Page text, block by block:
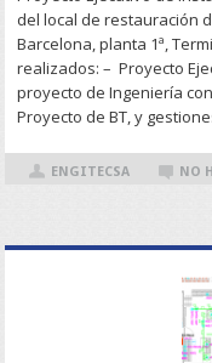
del local de restauración
Barcelona, planta 1ª,
realizados: – Proyecto
proyecto de Ingeniería
Proyecto de BT, y
ENGITECSA NO